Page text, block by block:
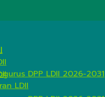
DPP LDII 2026-2031
LDII